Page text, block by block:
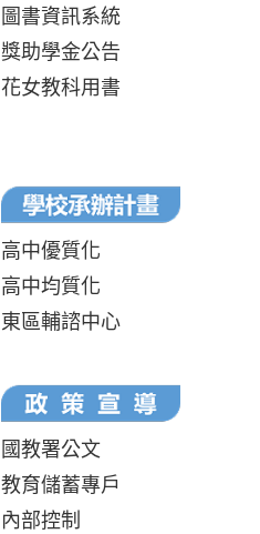
圖書資訊系統
獎助學金公告
花女教科用書
高中優質化
高中均質化
東區輔諮中心
國教署公文
教育儲蓄專戶
內部控制